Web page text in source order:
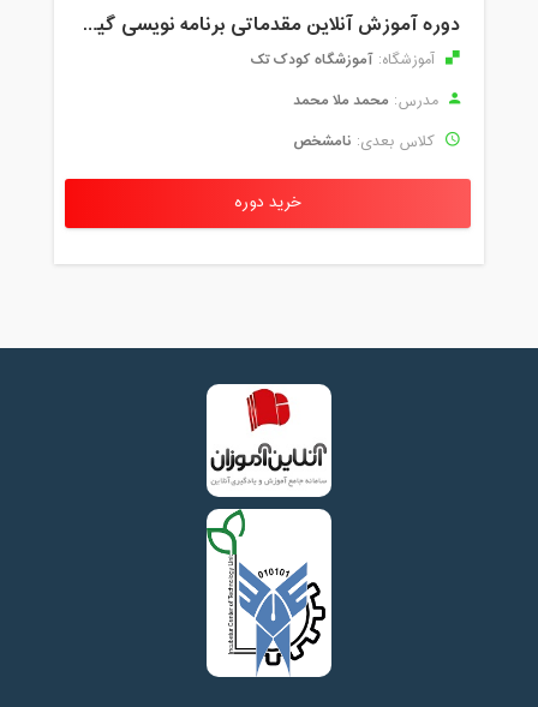
دوره آموزش آنلاین مقدماتی برنامه نویسی گیم میکر کودک و نوجوان (برای نهمین بار) کودک تک
آموزشگاه: آموزشگاه کودک تک
مدرس: محمد ملا محمد
کلاس بعدی: نامشخص
خرید دوره